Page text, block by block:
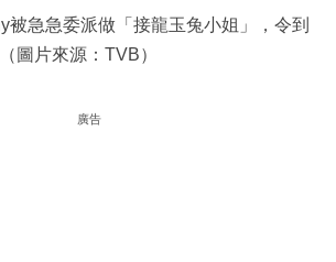
被急急委派做「接龍玉兔小姐」，令到
圖片來源：TVB）
廣告